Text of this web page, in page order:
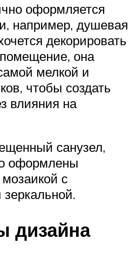
оформляется
например, душевая
декорировать
она
мелкой и
чтобы создать
влияния на
санузел,
оформлены
с
дизайна